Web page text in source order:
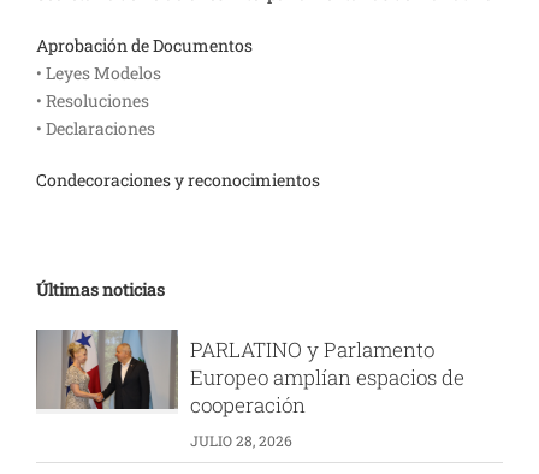
Aprobación de Documentos
• Leyes Modelos
• Resoluciones
• Declaraciones
Condecoraciones y reconocimientos
Últimas noticias
PARLATINO y Parlamento
Europeo amplían espacios de
cooperación
JULIO 28, 2026